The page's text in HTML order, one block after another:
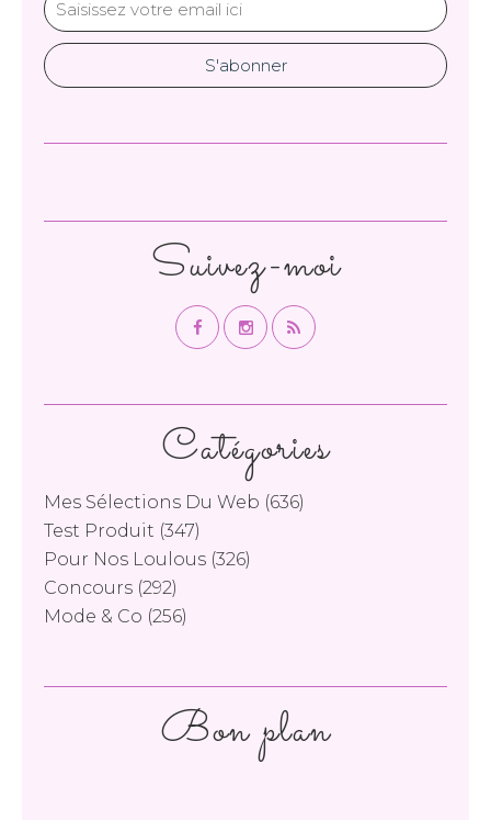
Catégories
Mes Sélections Du Web (636)
Test Produit (347)
Pour Nos Loulous (326)
Concours (292)
Mode & Co (256)
Suivez-moi
Bon plan